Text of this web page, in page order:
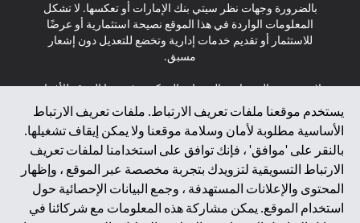
يستخدم موقعنا ملفات تعريف الارتباط. ملفات تعريف الارتباط
الأساسية مطلوبة لأمان وسلامة موقعنا ولا يمكن إيقاف تشغيلها.
بالنقر على 'موافق' ، فإنك توافق على استخدامنا لملفات تعريف
الارتباط التسويقية لتزويدك بتجربة مخصصة عبر الموقع ، وإظهار
المحتوى والإعلانات المستهدفة ، وجمع البيانات الإحصائية حول
استخدام الموقع. يمكن مشاركة هذه المعلومات مع شركائنا في
بالضرورة وجهات نظر سيتي بنك الإمارات أو تعكسها. لا تشكل
المعلومات الواردة في هذا الموقع نصيحة استثمارية أو عرضًا
للاستثمار أو تقديم خدمات إدارية وتخضع للتعديل دون إشعار
مسبق.
لا يتم تقديم المنتجات والخدمات المذكورة في هذا الموقع للأفراد
المقيمين في الاتحاد الأوروبي أو المنطقة الاقتصادية الأوروبية أو
سويسرا أو غيرنسي أو جيرسي أو موناكو أو سان مارينو أو
الفاتيكان أو جزيرة مان أو المملكة المتحدة أو خصوصية البيانات
(لائحة حماية البيانات العامة \ قانون حماية البيانات الشخصية
العامة \ قانون خصوصية نيوزيلندا). المحتوى الموجود في هذه
الصفحة ليس ولا ينبغي تفسيره على أنه عرض أو دعوة أو دعوة
لشراء أو بيع أي من المنتجات والخدمات المذكورة هنا لمثل هؤلاء
الأفراد.